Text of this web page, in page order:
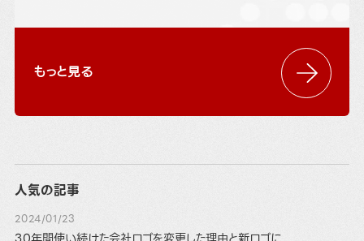
もっと見る
人気の記事
2024/01/23